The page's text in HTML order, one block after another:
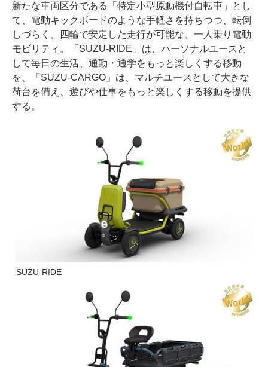
新たな車両区分である「特定小型原動機付自転車」とし
て、電動キックボードのような手軽さを持ちつつ、転倒
しづらく、四輪で安定した走行が可能な、一人乗り電動
モビリティ。「SUZU-RIDE」は、パーソナルユースと
して毎日の生活、通勤・通学をもっと楽しくする移動
を、「SUZU-CARGO」は、マルチユースとして大きな
荷台を備え、遊びや仕事をもっと楽しくする移動を提供
する。
SUZU-RIDE